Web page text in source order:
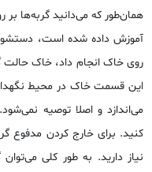
همان‌طور که می‌دانید گربه‌ها
آموزش داده شده است،
روی خاک انجام داد، خاک
این قسمت خاک در محیط
می‌اندازد و اصلا توصیه
کنید. برای خارج کردن مدفوع
نیاز دارید. به طور کلی